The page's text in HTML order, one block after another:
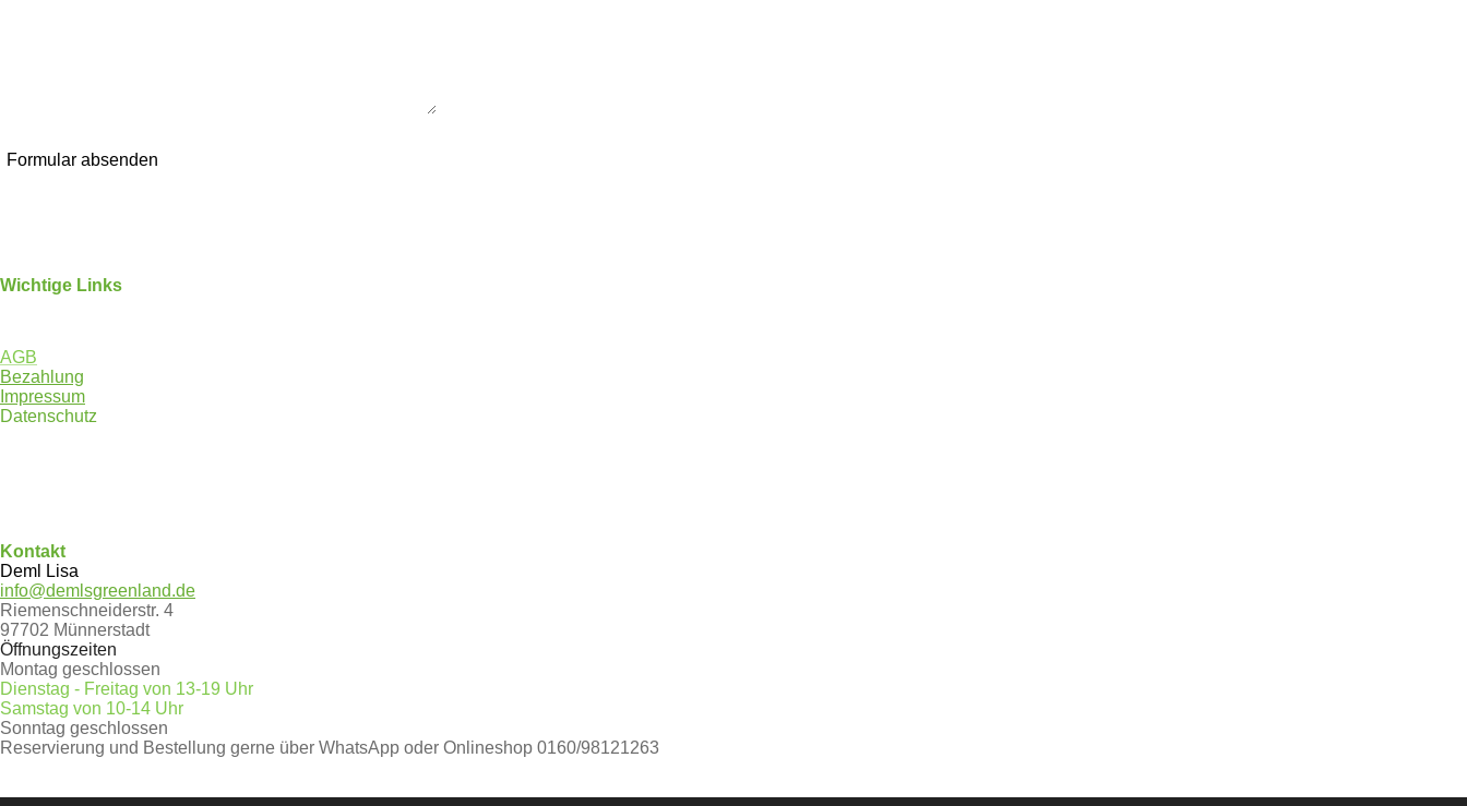
Formular absenden
Wichtige Links
AGB
Bezahlung
Impressum
Datenschutz
c
e
b
o
o
k
t
e
r
e
s
t
a
g
r
a
m
s
A
Kontakt
Deml Lisa
info@demlsgreenland.de
Riemenschneiderstr. 4
97702 Münnerstadt
Öffnungszeiten
Montag geschlossen
Dienstag - Freitag von 13-19 Uhr
Samstag von 10-14 Uhr
Sonntag geschlossen
Reservierung und Bestellung gerne über WhatsApp oder Onlineshop 0160/98121263